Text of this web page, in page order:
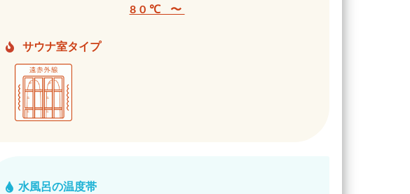
80℃ 〜
サウナ室タイプ
水風呂の温度帯